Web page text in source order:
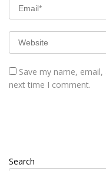
Save my name,
next time I comment.
Search